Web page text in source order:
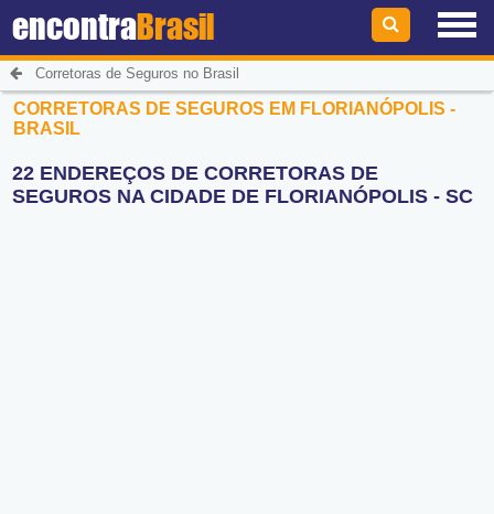
encontraBrasil
Corretoras de Seguros no Brasil
CORRETORAS DE SEGUROS EM FLORIANÓPOLIS -
BRASIL
22 ENDEREÇOS DE CORRETORAS DE
SEGUROS NA CIDADE DE FLORIANÓPOLIS - SC